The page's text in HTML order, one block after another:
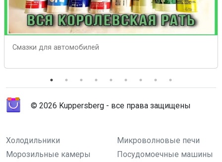
Смазки для автомобилей
© 2026 Kuppersberg - все права защищены
Холодильники
Микроволновые печи
Морозильные камеры
Посудомоечные машины